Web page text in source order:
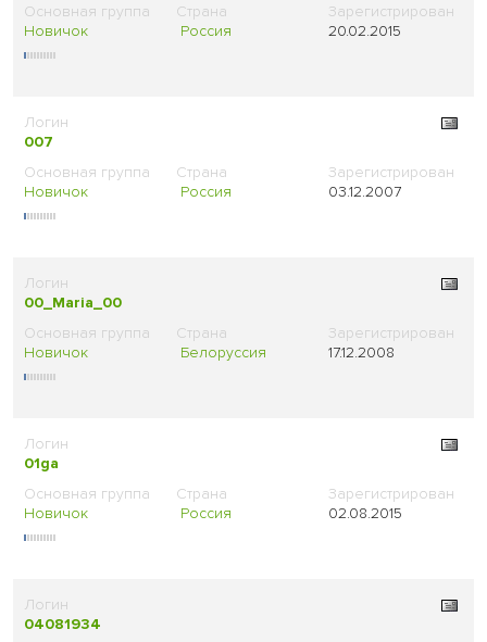
Новичок Россия 20.02.2015
007
Новичок Россия 03.12.2007
00_Maria_00
Новичок Белоруссия 17.12.2008
01ga
Новичок Россия 02.08.2015
04081934